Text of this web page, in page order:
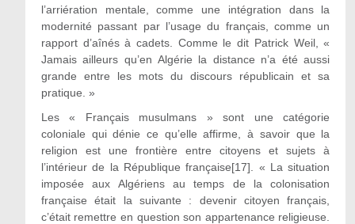
l’arriération mentale, comme une intégration dans la
modernité passant par l’usage du français, comme un
rapport d’aînés à cadets. Comme le dit Patrick Weil, «
Jamais ailleurs qu’en Algérie la distance n’a été aussi
grande entre les mots du discours républicain et sa
pratique. »
Les « Français musulmans » sont une catégorie
coloniale qui dénie ce qu’elle affirme, à savoir que la
religion est une frontière entre citoyens et sujets à
l’intérieur de la République française[17]. « La situation
imposée aux Algériens au temps de la colonisation
française était la suivante : devenir citoyen français,
c’était remettre en question son appartenance religieuse.